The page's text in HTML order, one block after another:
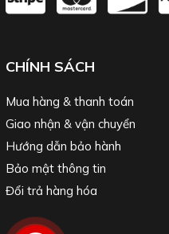
CHÍNH SÁCH
Mua hàng & thanh toán
Giao nhận & vận chuyển
Hướng dẫn bảo hành
Bảo mật thông tin
Đổi trả hàng hóa